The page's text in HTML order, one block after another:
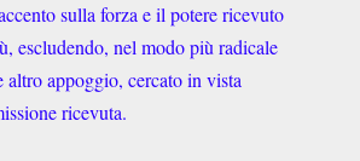
sulla forza e il potere ricevuto
escludendo, nel modo più radicale
altro appoggio, cercato in vista
ricevuta.